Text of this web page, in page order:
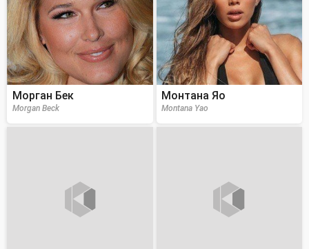
Морган Бек
Morgan Beck
Монтана Яо
Montana Yao